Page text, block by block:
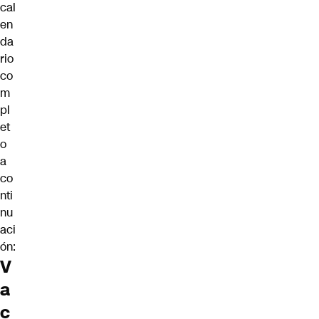
cal
en
da
rio
co
m
pl
et
o
a
co
nti
nu
aci
ón:
V
a
c